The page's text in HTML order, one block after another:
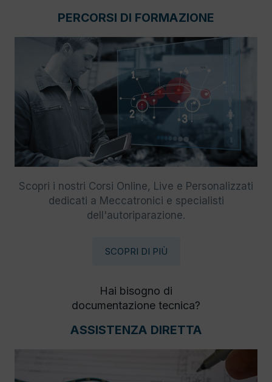
PERCORSI DI FORMAZIONE
Scopri i nostri Corsi Online, Live e Personalizzati
dedicati a Meccatronici e specialisti
dell'autoriparazione.
SCOPRI DI PIÙ
Hai bisogno di
documentazione tecnica?
ASSISTENZA DIRETTA